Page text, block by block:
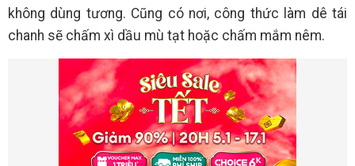
không dùng tương. Cũng có nơi, công thức làm dê tái
chanh sẽ chấm xì dầu mù tạt hoặc chấm mắm nêm.